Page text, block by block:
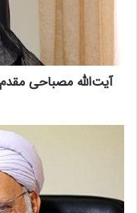
ص
م
آیت‌الله مصباحی
ل